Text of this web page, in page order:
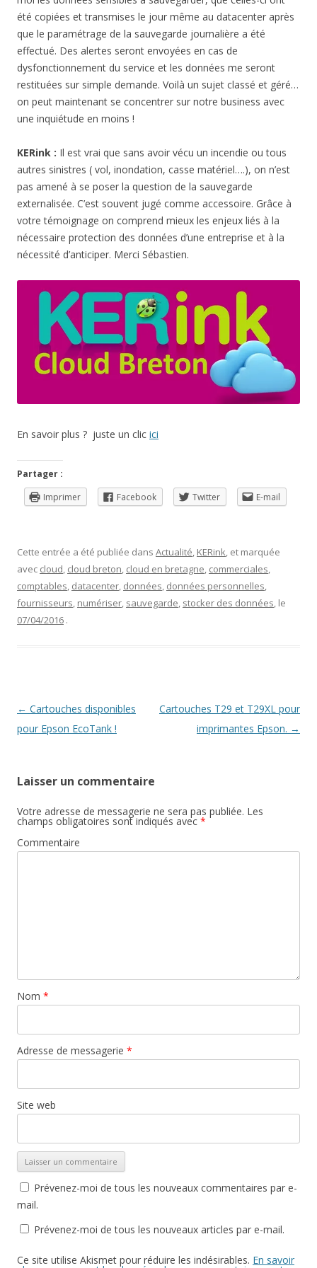
été copiées et transmises le jour même au datacenter après
que le paramétrage de la sauvegarde journalière a été
effectué. Des alertes seront envoyées en cas de
dysfonctionnement du service et les données me seront
restituées sur simple demande. Voilà un sujet classé et géré…
on peut maintenant se concentrer sur notre business avec
une inquiétude en moins !
KERink : Il est vrai que sans avoir vécu un incendie ou tous
autres sinistres ( vol, inondation, casse matériel….), on n’est
pas amené à se poser la question de la sauvegarde
externalisée. C’est souvent jugé comme accessoire. Grâce à
votre témoignage on comprend mieux les enjeux liés à la
nécessaire protection des données d’une entreprise et à la
nécessité d’anticiper. Merci Sébastien.
​En savoir plus ? juste un clic ici
Partager :
Imprimer
Facebook Twitter E-mail
Cette entrée a été publiée dans Actualité, KERink, et marquée
avec cloud, cloud breton, cloud en bretagne, commerciales,
comptables, datacenter, données, données personnelles,
fournisseurs, numériser, sauvegarde, stocker des données, le
07/04/2016 .
Navigation
des
← Cartouches disponibles
pour Epson EcoTank !
Cartouches T29 et T29XL pour
imprimantes Epson. →
Laisser un commentaire
Votre adresse de messagerie ne sera pas publiée. Les
champs obligatoires sont indiqués avec *
Commentaire
Nom *
Adresse de messagerie *
Site web
Prévenez-moi de tous les nouveaux commentaires par e-
mail.
Prévenez-moi de tous les nouveaux articles par e-mail.
Ce site utilise Akismet pour réduire les indésirables. En savoir